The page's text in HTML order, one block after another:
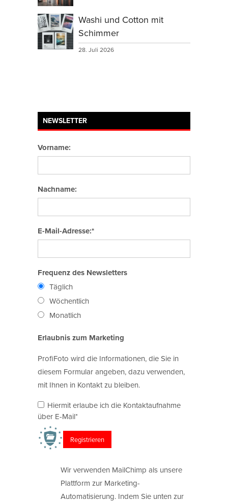
Washi und Cotton mit
Schimmer
28. Juli 2026
NEWSLETTER
Vorname:
Nachname:
E-Mail-Adresse:*
Frequenz des Newsletters
Täglich
Wöchentlich
Monatlich
Erlaubnis zum Marketing
ProfiFoto wird die Informationen, die Sie in
diesem Formular angeben, dazu verwenden,
mit Ihnen in Kontakt zu bleiben.
Hiermit erlaube ich die Kontaktaufnahme
über E-Mail*
Wir verwenden MailChimp als unsere
Plattform zur Marketing-
Automatisierung. Indem Sie unten zur